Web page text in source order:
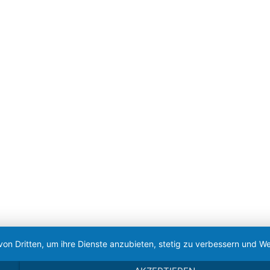
Dritten, um ihre Dienste anzubieten, stetig zu verbessern und